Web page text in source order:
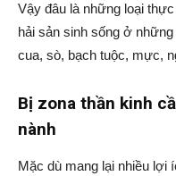
Vậy đâu là những loại
hải sản sinh sống ở
cua, sò, bạch tuộc, mực,
Bị zona thần kinh
nành
Mặc dù mang lại nhiều lợi